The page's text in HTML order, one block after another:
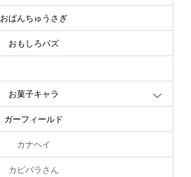
おぱんちゅうさぎ
おもしろバズ
お菓子キャラ
ガーフィールド
カナヘイ
カピバラさん